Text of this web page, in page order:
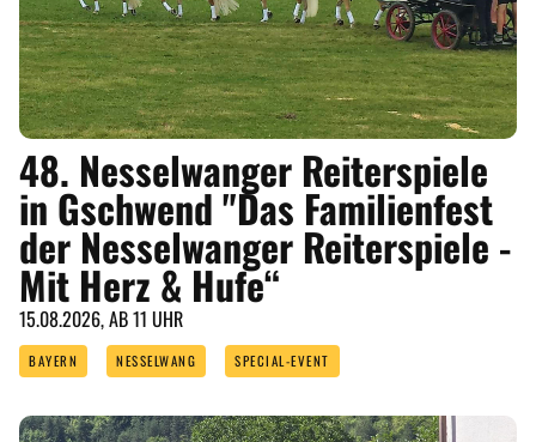
48. Nesselwanger Reiterspiele
in Gschwend "Das Familienfest
der Nesselwanger Reiterspiele -
Mit Herz & Hufe“
15.08.2026, AB 11 UHR
BAYERN NESSELWANG SPECIAL-EVENT